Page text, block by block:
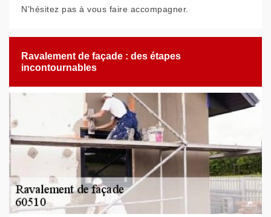
N’hésitez pas à vous faire accompagner.
Ravalement de façade : des étapes
incontournables